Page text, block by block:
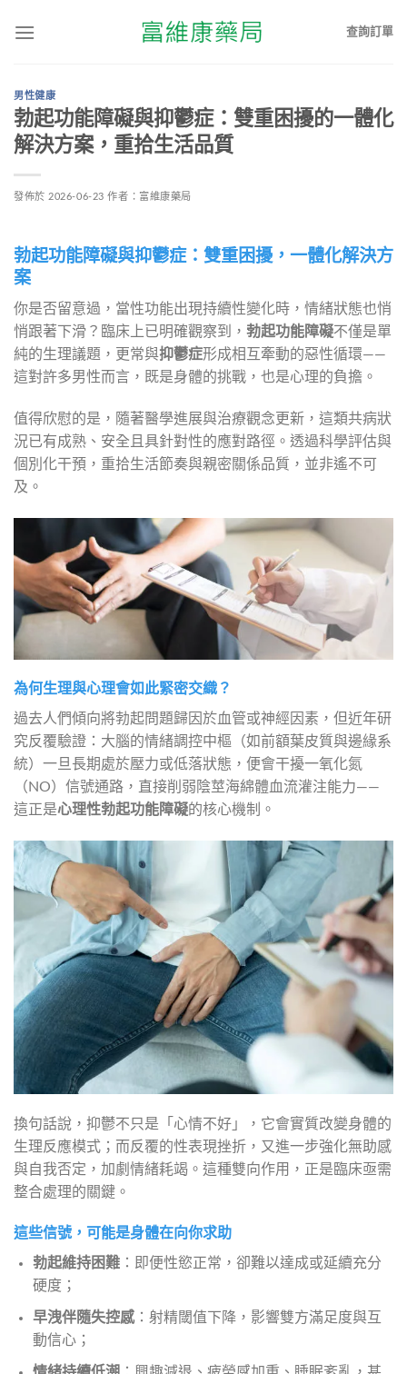
查詢訂單
男性健康
勃起功能障礙與抑鬱症：雙重困擾的一體化
解決方案，重拾生活品質
發佈於 2026-06-23 作者： 富維康藥局
勃起功能障礙與抑鬱症：雙重困擾，一體化解決方
案
你是否留意過，當性功能出現持續性變化時，情緒狀態也悄
悄跟著下滑？臨床上已明確觀察到， 勃起功能障礙不僅是單
純的生理議題，更常與抑鬱症形成相互牽動的惡性循環——
這對許多男性而言，既是身體的挑戰，也是心理的負擔。
值得欣慰的是，隨著醫學進展與治療觀念更新，這類共病狀
況已有成熟、安全且具針對性的應對路徑。透過科學評估與
個別化干預，重拾生活節奏與親密關係品質，並非遙不可
及。
為何生理與心理會如此緊密交織？
過去人們傾向將勃起問題歸因於血管或神經因素，但近年研
究反覆驗證：大腦的情緒調控中樞（如前額葉皮質與邊緣系
統）一旦長期處於壓力或低落狀態，便會干擾一氧化氮
（NO）信號通路，直接削弱陰莖海綿體血流灌注能力——
這正是心理性勃起功能障礙的核心機制。
換句話說，抑鬱不只是「心情不好」，它會實質改變身體的
生理反應模式；而反覆的性表現挫折，又進一步強化無助感
與自我否定，加劇情緒耗竭。這種雙向作用，正是臨床亟需
整合處理的關鍵。
這些信號，可能是身體在向你求助
勃起維持困難：即便性慾正常，卻難以達成或延續充分
硬度；
早洩伴隨失控感：射精閾值下降，影響雙方滿足度與互
動信心；